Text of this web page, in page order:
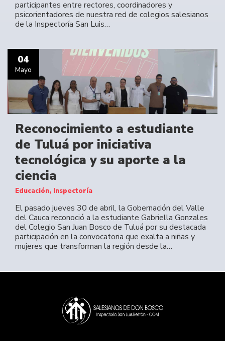
participantes entre rectores, coordinadores y
psicorientadores de nuestra red de colegios salesianos
de la Inspectoría San Luis…
04
Mayo
Reconocimiento a estudiante
de Tuluá por iniciativa
tecnológica y su aporte a la
ciencia
Educación, Inspectoría
El pasado jueves 30 de abril, la Gobernación del Valle
del Cauca reconoció a la estudiante Gabriella Gonzales
del Colegio San Juan Bosco de Tuluá por su destacada
participación en la convocatoria que exalta a niñas y
mujeres que transforman la región desde la…